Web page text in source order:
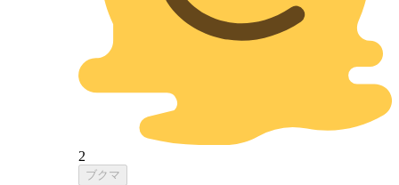
2
ブクマ